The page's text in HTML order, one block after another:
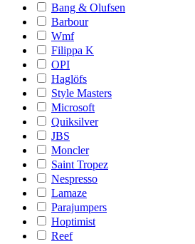
Bang & Olufsen
Barbour
Wmf
Filippa K
OPI
Haglöfs
Style Masters
Microsoft
Quiksilver
JBS
Moncler
Saint Tropez
Nespresso
Lamaze
Parajumpers
Hoptimist
Reef